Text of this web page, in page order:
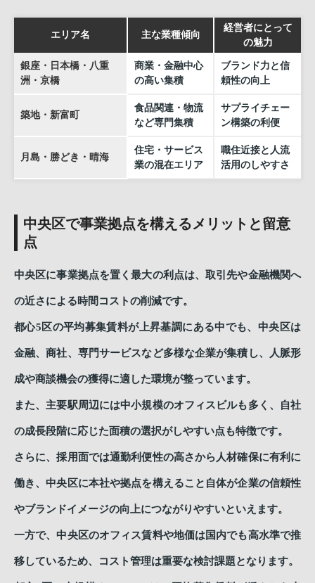
エリア名 主な業種傾向
経営者にとって
の魅力
銀座・日本橋・八重
洲・京橋
商業・金融中心
の高い集積
ブランド力と信
頼性の向上
築地・新富町
食品関連・物流
など専門集積
サプライチェー
ン構築の利便
月島・勝どき・晴海
住宅・サービス
業の混在エリア
職住近接と人流
活用のしやすさ
中央区で事業拠点を構えるメリットと留意
点
中央区に事業拠点を置く最大の利点は、取引先や金融機関へ
の近さによる時間コストの削減です。
都心5区の平均募集賃料が上昇基調にある中でも、中央区は
金融、商社、専門サービスなど多様な企業が集積し、人脈形
成や商談機会の獲得に適した環境が整っています。
また、主要駅周辺には中小規模のオフィスビルも多く、自社
の成長段階に応じた面積の選択がしやすい点も特徴です。
さらに、採用面では通勤利便性の高さから人材確保に有利に
働き、中央区に本社や拠点を構えること自体が企業の信頼性
やブランドイメージの向上につながりやすいといえます。
一方で、中央区のオフィス賃料や地価は国内でも高水準で推
移しているため、コスト管理は重要な検討課題となります。